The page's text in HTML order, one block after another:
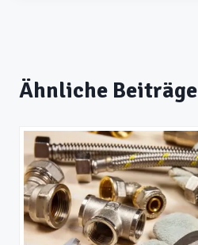
Ähnliche Beiträge